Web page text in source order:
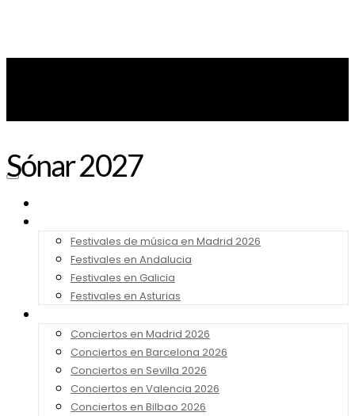
Festivales de música en Madrid 2026
Festivales en Andalucia
Festivales en Galicia
Festivales en Asturias
Conciertos en Madrid 2026
Conciertos en Barcelona 2026
Conciertos en Sevilla 2026
Conciertos en Valencia 2026
Conciertos en Bilbao 2026
Sónar 2027